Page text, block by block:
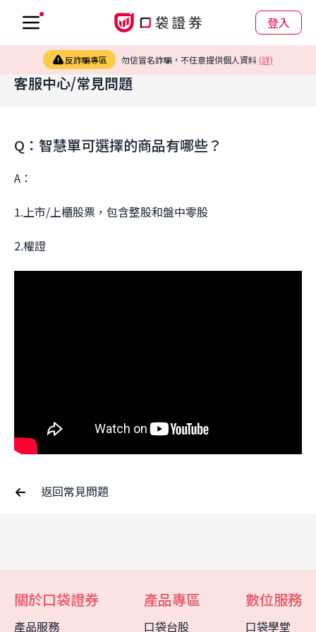
登入
反詐騙專區 勿信冒名詐騙，不任意提供個人資料 (詳)
客服中心/常見問題
Q：智慧單可選擇的商品有哪些？
A：
1.上市/上櫃股票，包含整股和盤中零股
2.權證
返回常見問題
關於口袋證券
產品服務
產品專區
口袋台股
數位服務
口袋學堂